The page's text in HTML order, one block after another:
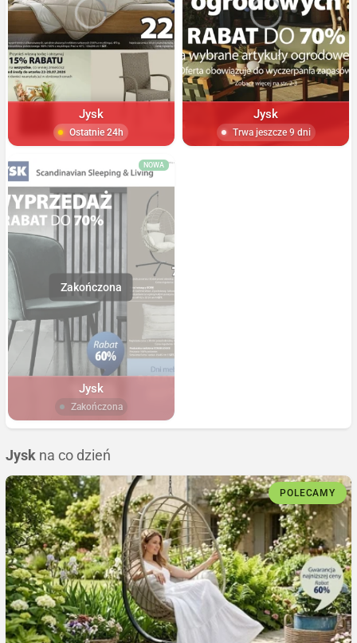
Jysk
Ostatnie 24h
Jysk
Trwa jeszcze 9 dni
NOWA
Jysk
Zakończona
Jysk na co dzień
POLECAMY